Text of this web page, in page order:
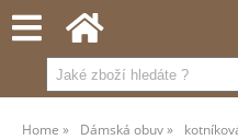
Home Dámská obuv